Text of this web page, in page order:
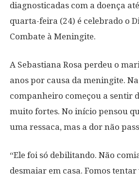
diagnosticadas com a doença
quarta-feira (24) é celebrado o
Combate à Meningite.
A Sebastiana Rosa perdeu o
anos por causa da meningite.
companheiro começou a sentir
muito fortes. No início pensou
uma ressaca, mas a dor não
“Ele foi só debilitando. Não
desmaiar em casa. Fomos